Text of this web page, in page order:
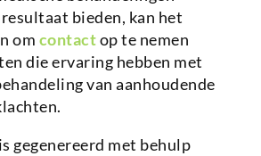
bieden, kan het
om contactop te nemen
die ervaring hebben met
van aanhoudende
gegenereerd met behulp